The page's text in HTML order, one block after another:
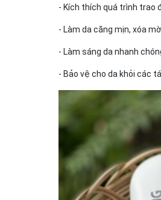
- Kích thích quá trình trao
- Làm da căng mịn, xóa
- Làm sáng da nhanh
- Bảo vệ cho da khỏi các